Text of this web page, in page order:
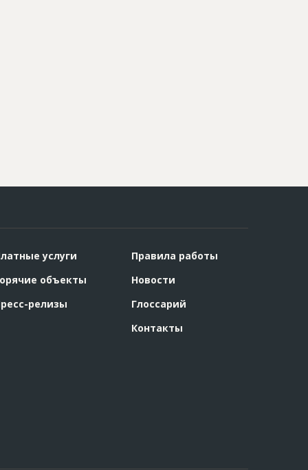
услуги
объекты
релизы
Правила работы
Новости
Глоссарий
Контакты